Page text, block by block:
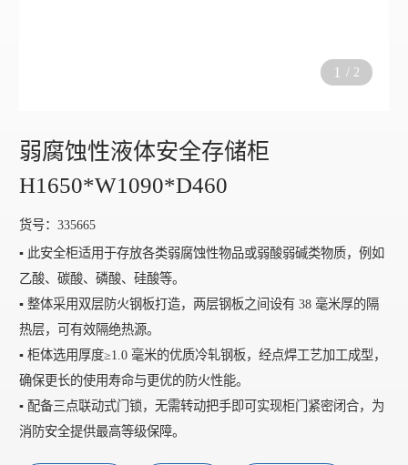
1 / 2
弱腐蚀性液体安全存储柜
H1650*W1090*D460
货号：335665
▪️ 此安全柜适用于存放各类弱腐蚀性物品或弱酸弱碱类物质，例如
乙酸、碳酸、磷酸、硅酸等。
▪️ 整体采用双层防火钢板打造，两层钢板之间设有 38 毫米厚的隔
热层，可有效隔绝热源。
▪️ 柜体选用厚度≥1.0 毫米的优质冷轧钢板，经点焊工艺加工成型，
确保更长的使用寿命与更优的防火性能。
▪️ 配备三点联动式门锁，无需转动把手即可实现柜门紧密闭合，为
消防安全提供最高等级保障。